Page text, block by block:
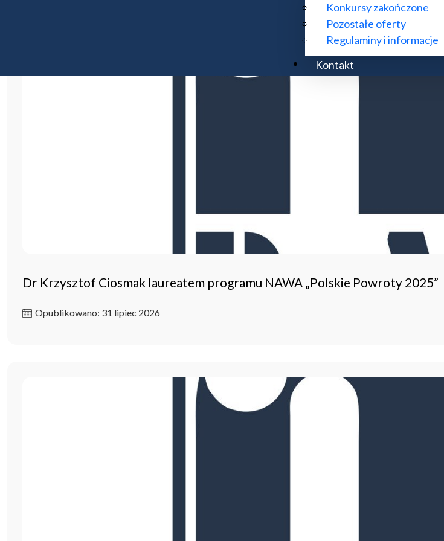
Konkursy zakończone
Pozostałe oferty
Regulaminy i informacje
Kontakt
Dr Krzysztof Ciosmak laureatem programu NAWA „Polskie Powroty 2025”
Opublikowano: 31 lipiec 2026